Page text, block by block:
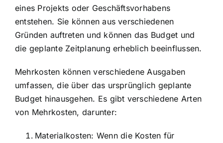
eines Projekts oder Geschäftsvorhabens
entstehen. Sie können aus verschiedenen
Gründen auftreten und können das Budget und
die geplante Zeitplanung erheblich beeinflussen.
Mehrkosten können verschiedene Ausgaben
umfassen, die über das ursprünglich geplante
Budget hinausgehen. Es gibt verschiedene Arten
von Mehrkosten, darunter:
Materialkosten: Wenn die Kosten für